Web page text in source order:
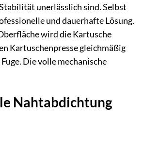
unerlässlich sind. Selbst
und dauerhafte Lösung.
wird die Kartusche
Kartuschenpresse gleichmäßig
Die volle mechanische
Nahtabdichtung